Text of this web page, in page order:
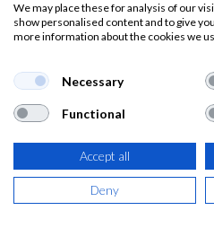
CALOR Y
VISIBILIDAD
Ropa de
verano,
We may place these for analysis of our
show personalised content and to give
more information about the cookies we
Necessary
Functional
Accept all
Deny